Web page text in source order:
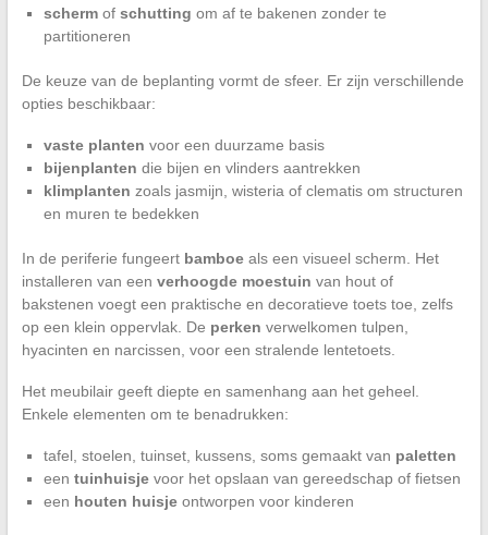
schermof schutting om af te bakenen zonder te
partitioneren
De keuze van de beplanting vormt de sfeer. Er zijn verschillende
opties beschikbaar:
vaste planten voor een duurzame basis
bijenplanten die bijen en vlinders aantrekken
klimplanten zoals jasmijn, wisteria of clematis om structuren
en muren te bedekken
In de periferie fungeert bamboeals een visueel scherm. Het
installeren van een verhoogde moestuin van hout of
bakstenen voegt een praktische en decoratieve toets toe, zelfs
op een klein oppervlak. De perken verwelkomen tulpen,
hyacinten en narcissen, voor een stralende lentetoets.
Het meubilair geeft diepte en samenhang aan het geheel.
Enkele elementen om te benadrukken:
tafel, stoelen, tuinset, kussens, soms gemaakt van paletten
een tuinhuisjevoor het opslaan van gereedschap of fietsen
een houten huisjeontworpen voor kinderen